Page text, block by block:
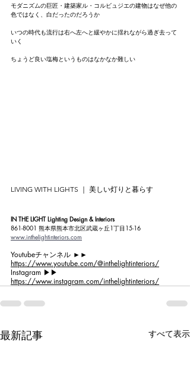
モダニズムの巨匠・建築家ル・コルビュジエの建物はなぜ他の
色ではなく、白だったのだろうか
いつの時代も流行は右へ左へと緩やかに揺れながら過ぎ去って
いく
ちょうど良い塩梅というものはなかなか難しい
LIVING WITH LIGHTS ｜ 美しい灯りと暮らす
IN THE LIGHT Lighting Design & Interiors
861-8001 熊本県熊本市北区武蔵ヶ丘1丁目15-16
www.inthelightinteriors.com
Youtubeチャンネル ►►
https://www.youtube.com/@inthelightinteriors/
Instagram ▶︎▶︎
https://www.instagram.com/inthelightinteriors/
最新記事 すべて表示